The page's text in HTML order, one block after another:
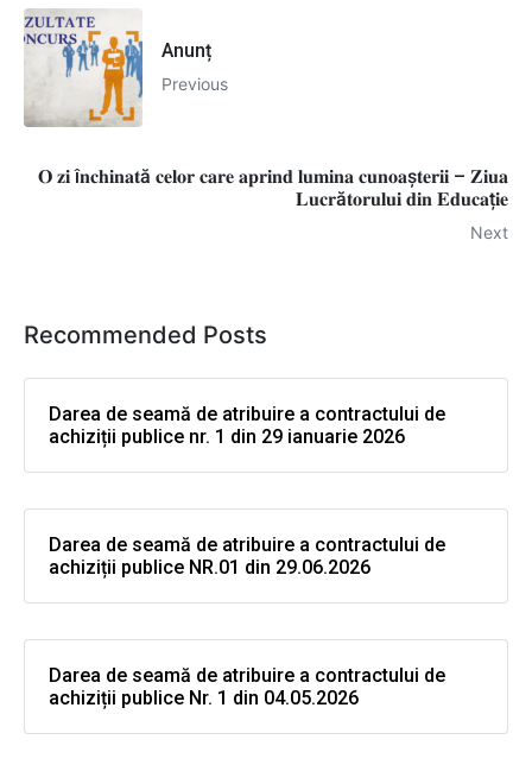
Anunț
Previous
𝐎 𝐳𝐢 î𝐧𝐜𝐡𝐢𝐧𝐚𝐭ă 𝐜𝐞𝐥𝐨𝐫 𝐜𝐚𝐫𝐞 𝐚𝐩𝐫𝐢𝐧𝐝 𝐥𝐮𝐦𝐢𝐧𝐚 𝐜𝐮𝐧𝐨𝐚ș𝐭𝐞𝐫𝐢𝐢 – 𝐙𝐢𝐮𝐚
𝐋𝐮𝐜𝐫ă𝐭𝐨𝐫𝐮𝐥𝐮𝐢 𝐝𝐢𝐧 𝐄𝐝𝐮𝐜𝐚ț𝐢𝐞
Next
Recommended Posts
Darea de seamă de atribuire a contractului de
achiziții publice nr. 1 din 29 ianuarie 2026
Darea de seamă de atribuire a contractului de
achiziții publice NR.01 din 29.06.2026
Darea de seamă de atribuire a contractului de
achiziții publice Nr. 1 din 04.05.2026